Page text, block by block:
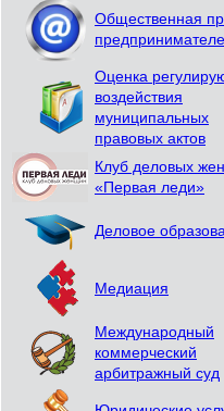
Общественная
Оценка
воздействия
муниципальных
правовых актов
Клуб деловых
«Первая леди»
Деловое
Медиация
Международный
коммерческий
арбитражный суд